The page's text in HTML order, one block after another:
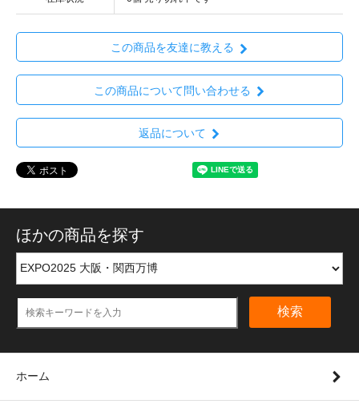
この商品を友達に教える
この商品について問い合わせる
返品について
ほかの商品を探す
検索
ホーム